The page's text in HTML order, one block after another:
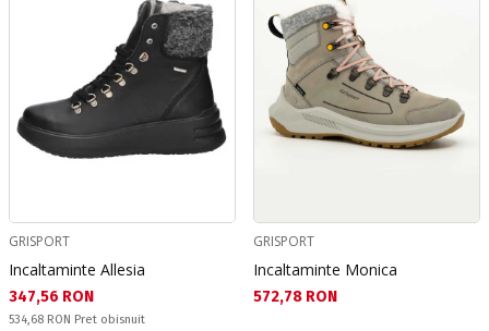
GRISPORT
Incaltaminte Allesia
Текуща цена:
347,56 RON
Pret obisnuit:
534,68 RON Pret obisnuit
GRISPORT
Incaltaminte Monica
Текуща цена:
572,78 RON